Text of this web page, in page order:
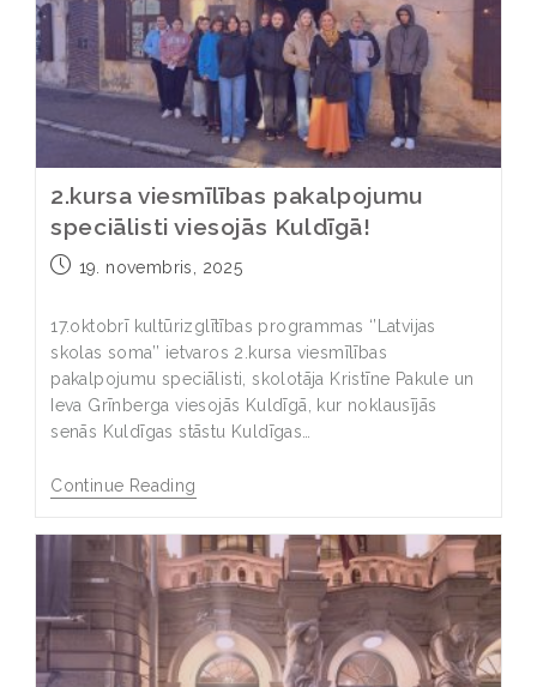
2.kursa viesmīlības pakalpojumu
speciālisti viesojās Kuldīgā!
19. novembris, 2025
17.oktobrī kultūrizglītības programmas ‘’Latvijas
skolas soma’’ ietvaros 2.kursa viesmīlības
pakalpojumu speciālisti, skolotāja Kristīne Pakule un
Ieva Grīnberga viesojās Kuldīgā, kur noklausījās
senās Kuldīgas stāstu Kuldīgas…
Continue Reading